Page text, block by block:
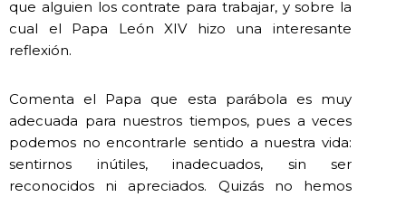
que alguien los contrate para trabajar, y sobre la
cual el Papa León XIV hizo una interesante
reflexión.
Comenta el Papa que esta parábola es muy
adecuada para nuestros tiempos, pues a veces
podemos no encontrarle sentido a nuestra vida:
sentirnos inútiles, inadecuados, sin ser
reconocidos ni apreciados. Quizás no hemos